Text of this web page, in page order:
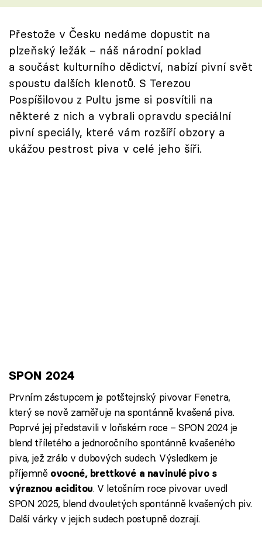
Sledujte prima+
Přihlášení
Sledujte nás
Přestože v Česku nedáme dopustit na
plzeňský ležák – náš národní poklad
a součást kulturního dědictví, nabízí pivní svět
spoustu dalších klenotů. S Terezou
Pospíšilovou z Pultu jsme si posvítili na
některé z nich a vybrali opravdu speciální
pivní speciály, které vám rozšíří obzory a
ukážou pestrost piva v celé jeho šíři.
SPON 2024
Prvním zástupcem je potštejnský pivovar Fenetra,
který se nově zaměřuje na spontánně kvašená piva.
Poprvé jej představili v loňském roce – SPON 2024 je
blend tříletého a jednoročního spontánně kvašeného
piva, jež zrálo v dubových sudech. Výsledkem je
příjemněovocné, brettkové a navinulé pivo s
výraznou aciditou. V letošním roce pivovar uvedl
SPON 2025, blend dvouletých spontánně kvašených piv.
Další várky v jejich sudech postupně dozrají.